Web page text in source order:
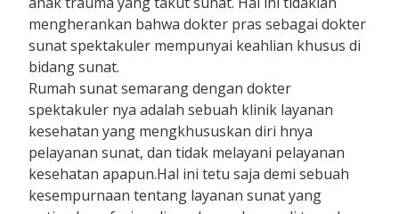
mengherankan bahwa dokter pras sebagai dokter
sunat spektakuler mempunyai keahlian khusus di
bidang sunat.
Rumah sunat semarang dengan dokter
spektakuler nya adalah sebuah klinik layanan
kesehatan yang mengkhususkan diri hnya
pelayanan sunat, dan tidak melayani pelayanan
kesehatan apapun.Hal ini tetu saja demi sebuah
kesempurnaan tentang layanan sunat yang